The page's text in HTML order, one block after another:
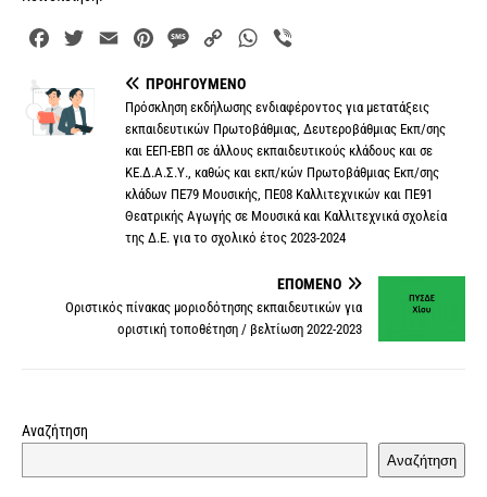
c
e
b
i
a
n
t
e
r
e
s
t
M
s
s
a
g
e
p
y
L
i
n
k
W
t
A
p
p
e
r
ΠΡΟΗΓΟΎΜΕΝΟ
Πρόσκληση εκδήλωσης ενδιαφέροντος για μετατάξεις
εκπαιδευτικών Πρωτοβάθμιας, Δευτεροβάθμιας Εκπ/σης
και ΕΕΠ-ΕΒΠ σε άλλους εκπαιδευτικούς κλάδους και σε
ΚΕ.Δ.Α.Σ.Υ., καθώς και εκπ/κών Πρωτοβάθμιας Εκπ/σης
κλάδων ΠΕ79 Μουσικής, ΠΕ08 Καλλιτεχνικών και ΠΕ91
Θεατρικής Αγωγής σε Μουσικά και Καλλιτεχνικά σχολεία
της Δ.Ε. για το σχολικό έτος 2023-2024
ΕΠΌΜΕΝΟ
Οριστικός πίνακας μοριοδότησης εκπαιδευτικών για
οριστική τοποθέτηση / βελτίωση 2022-2023
Αναζήτηση
Αναζήτηση